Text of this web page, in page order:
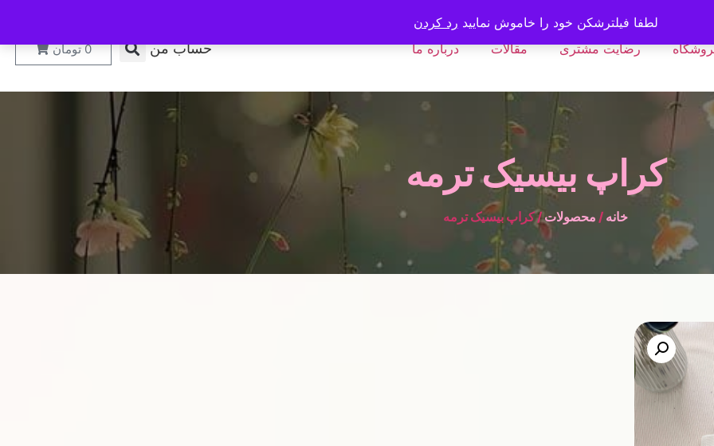
رضایت مشتری مقالات درباره ما حساب من 0 تومان
کراپ بیسیک ترمه
خانه / محصولات/ کراپ بیسیک ترمه
لطفا فیلترشکن خود را خاموش نمایید رد کردن